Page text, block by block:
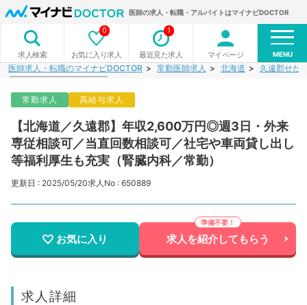
医師の求人・転職・アルバイトはマイナビDOCTOR
求人検索 お気に入り求人
0
最近見た求人
1
マイページ MENU
医師求人・転職のマイナビDOCTOR 常勤医師求人 北海道 久遠郡せた
常勤求人 高給与求人
【北海道／久遠郡】年収2,600万円◎週3日・外来
専従相談可／当直回数相談可／社宅や車両貸し出し
等福利厚生も充実（腎臓内科／常勤）
更新日 : 2025/05/20求人No : 650889
お気に入り 求人を紹介してもらう
求人詳細